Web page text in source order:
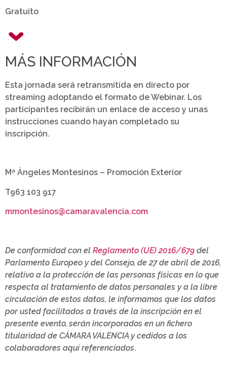
Gratuito
MÁS INFORMACIÓN
Esta jornada será retransmitida en directo por
streaming adoptando el formato de Webinar. Los
participantes recibirán un enlace de acceso y unas
instrucciones cuando hayan completado su
inscripción.
Mª Ángeles Montesinos – Promoción Exterior
T963 103 917
mmontesinos@camaravalencia.com
De conformidad con el Reglamento (UE) 2016/679 del
Parlamento Europeo y del Consejo, de 27 de abril de 2016,
relativo a la protección de las personas físicas en lo que
respecta al tratamiento de datos personales y a la libre
circulación de estos datos, le informamos que los datos
por usted facilitados a través de la inscripción en el
presente evento, serán incorporados en un fichero
titularidad de CÁMARA VALENCIA y cedidos a los
colaboradores aquí referenciados.